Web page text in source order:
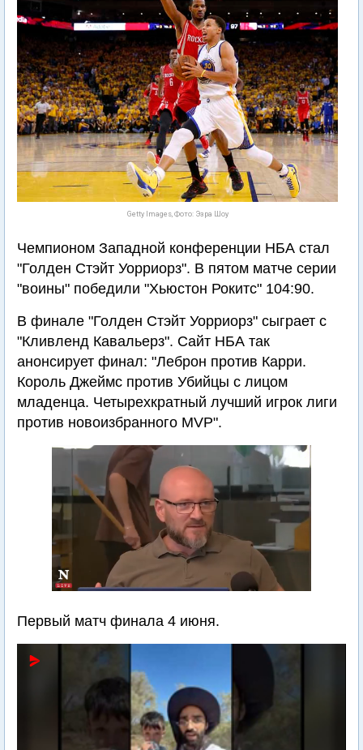
Getty Images, Фото: Эзра Шоу
Чемпионом Западной конференции НБА стал
"Голден Стэйт Уорриорз". В пятом матче серии
"воины" победили "Хьюстон Рокитс" 104:90.
В финале "Голден Стэйт Уорриорз" сыграет с
"Кливленд Кавальерз". Сайт НБА так
анонсирует финал: "Леброн против Карри.
Король Джеймс против Убийцы с лицом
младенца. Четырехкратный лучший игрок лиги
против новоизбранного MVP".
Первый матч финала 4 июня.